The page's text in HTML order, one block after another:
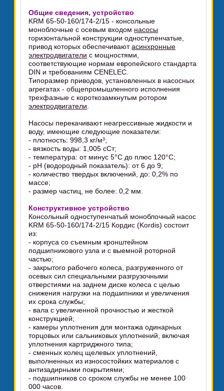
Общие сведения, устройство
KRM 65-50-160/174-2/15 - консольные
моноблочные с осевым входом насосы
горизонтальной конструкции одноступенчатые,
привод которых обеспечиваютасинхронные
электродвигатели с мощностями,
соответствующие нормам европейского стандарта
DIN и требованиям CENELEC.
Типоразмер приводов, установленных в насосных
агрегатах - общепромышленного исполнения
трехфазные с короткозамкнутым ротором
электродвигатели
Насосы перекачивают неагрессивные жидкости и
воду, имеющие следующие показатели:
- плотность: 998,3 кг/м³;
- вязкость воды: 1,005 сСт;
- температура: от минус 5°C до плюс 120°C;
- pH (водородный показатель): от 6 до 9;
- количество твердых включений, до: 0,2% по
массе;
- размер частиц, не более: 0,2 мм.
Конструктивное устройство
Консольный одноступенчатый моноблочный насос
KRM 65-50-160/174-2/15 Кордис (Kordis) состоит
из:
- корпуса со съемным кронштейном
подшипникового узла и с выемной роторной
частью;
- закрытого рабочего колеса, разгруженного от
осевых сил специальными разгрузочными
отверстиями на заднем диске колеса с целью
снижения нагрузки на подшипники и увеличения
их срока службы;
- вала с увеличенной прочностью и жесткой
конструкцией;
- камеры уплотнения для монтажа одинарных
торцовых или сальниковых уплотнений, включая
уплотнения картриджного типа;
- сменных колец щелевых уплотнений,
выполненных из износостойких материалов с
антизадирными покрытиями;
- подшипников со сроком службы не менее 100
000 часов.